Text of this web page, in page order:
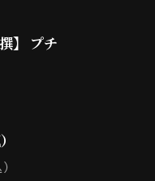
】 プチ